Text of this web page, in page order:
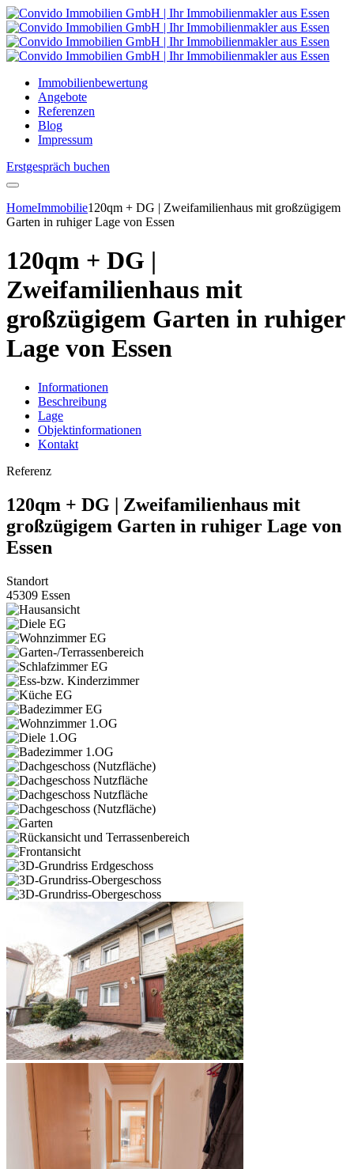
Immobilienbewertung
Angebote
Referenzen
Blog
Impressum
Erstgespräch buchen
HomeImmobilie120qm + DG | Zweifamilienhaus mit großzügigem
Garten in ruhiger Lage von Essen
120qm + DG |
Zweifamilienhaus mit
großzügigem Garten in ruhiger
Lage von Essen
Informationen
Beschreibung
Lage
Objektinformationen
Kontakt
Referenz
120qm + DG | Zweifamilienhaus mit
großzügigem Garten in ruhiger Lage von
Essen
Standort
45309 Essen